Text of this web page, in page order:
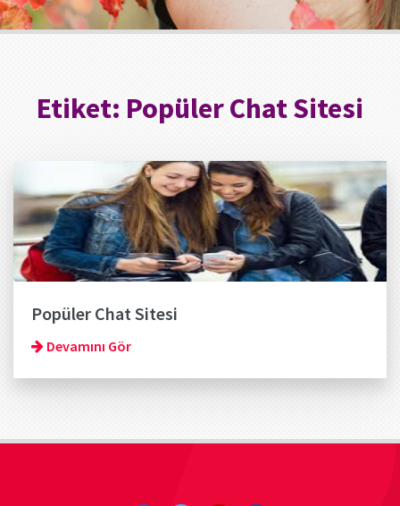
Etiket: Popüler Chat Sitesi
Popüler Chat Sitesi
Devamını Gör